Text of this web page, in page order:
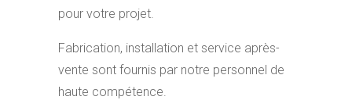
pour votre projet.
Fabrication, installation et service après-
vente sont fournis par notre personnel de
haute compétence.